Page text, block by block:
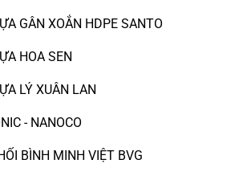
GÂN XOẮN HDPE SANTO
HOA SEN
LÝ XUÂN LAN
- NANOCO
BÌNH MINH VIỆT BVG